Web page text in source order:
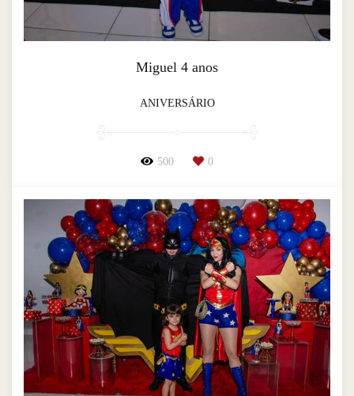
Miguel 4 anos
ANIVERSÁRIO
500 0